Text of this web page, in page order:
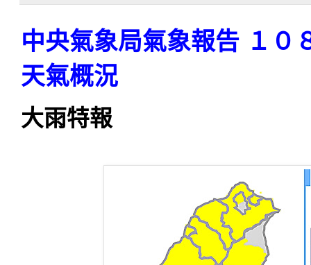
中央氣象局氣象報告 １０
天氣概況
大雨特報